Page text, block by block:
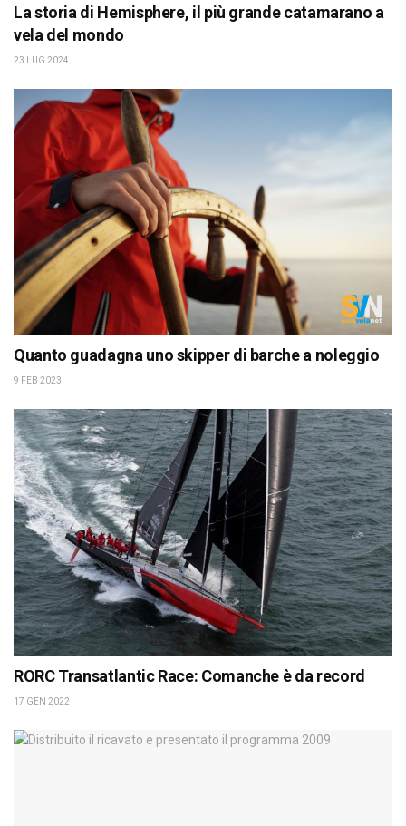
La storia di Hemisphere, il più grande catamarano a
vela del mondo
23 LUG 2024
Quanto guadagna uno skipper di barche a noleggio
9 FEB 2023
RORC Transatlantic Race: Comanche è da record
17 GEN 2022